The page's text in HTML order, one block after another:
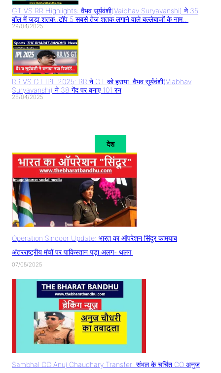
GT VS RR Highlights: वैभव सूर्यवंशी(Vaibhav Suryavanshi) ने 35
बॉल में जड़ा शतक..टॉप 5 सबसे तेज शतक लगाने वाले बल्लेबाजों के नाम..
29/04/2025
RR VS GT IPL 2025: RR ने GT को हराया..वैभव सूर्यवंशी(Viabhav
Suryavanshi) ने 38 गेंद पर बनाए 101 रन
28/04/2025
देश
Operation Sindoor Update: भारत का ऑपरेशन सिंदूर कामयाब
अंतरराष्ट्रीय मंचों पर पाकिस्तान पड़ा अलग- थलग
07/05/2025
Sambhal CO Anuj Chaudhary Transfer: संभल के चर्चित CO अनुज